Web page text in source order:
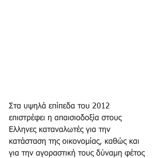
Στα υψηλά επίπεδα του 2012
επιστρέφει η απαισιοδοξία στους
Ελληνες καταναλωτές για την
κατάσταση της οικονομίας, καθώς και
για την αγοραστική τους δύναμη φέτος